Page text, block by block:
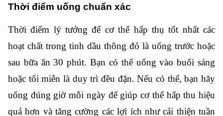
Thời điểm uống chuẩn xác
Thời điểm lý tưởng để cơ thể hấp thụ tốt nhất các
hoạt chất trong tinh dầu thông đỏ là uống trước hoặc
sau bữa ăn 30 phút. Bạn có thể uống vào buổi sáng
hoặc tối miễn là duy trì đều đặn. Nếu có thể, bạn hãy
uống đúng giờ mỗi ngày để giúp cơ thể hấp thu hiệu
quả hơn và tăng cường các lợi ích như cải thiện tuần